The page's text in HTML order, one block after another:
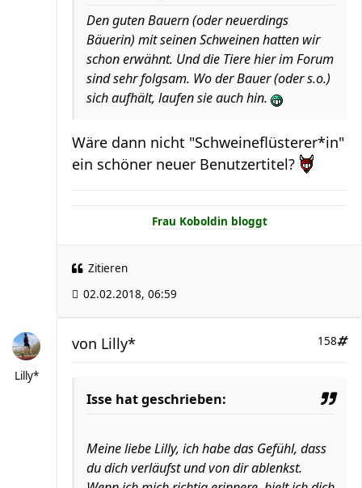
Den guten Bauern (oder neuerdings
Bäuerin) mit seinen Schweinen hatten wir
schon erwähnt. Und die Tiere hier im Forum
sind sehr folgsam. Wo der Bauer (oder s.o.)
sich aufhält, laufen sie auch hin.
Wäre dann nicht "Schweineflüsterer*in"
ein schöner neuer Benutzertitel?
Frau Koboldin bloggt
Zitieren
02.02.2018, 06:59
Lilly*
158
von Lilly*
Isse hat geschrieben:
Meine liebe Lilly, ich habe das Gefühl, dass
du dich verläufst und von dir ablenkst.